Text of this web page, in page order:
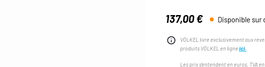
Prix régulier :
137,00 € Disponible sur
VÖLKEL livre exclusivement aux
produits VÖLKEL en ligne ici.
Les prix s'entendent en euros, TVA